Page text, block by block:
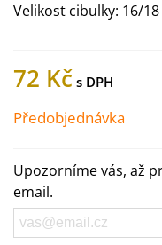
Velikost cibulky: 16/18
72 Kč
Předobjednávka
Upozorníme vás, až
email.